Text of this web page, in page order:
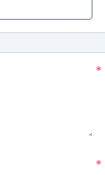
*
*